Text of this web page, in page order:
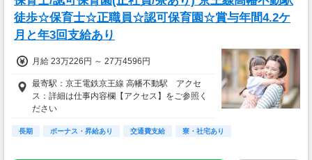
徒歩☆保育士☆正職員☆認可保育園☆賞与年間4.2ケ
月と年3回支給あり
月給 23万226円 ～ 27万4596円
最寄駅：京王電鉄京王線 高幡不動駅 アクセ
ス：詳細は仕事内容欄【アクセス】をご参照く
ださい
長期 ボーナス・昇給あり 交通費支給 寮・社宅あり